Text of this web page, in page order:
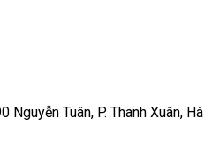
Nguyễn Tuân, P. Thanh Xuân, Hà